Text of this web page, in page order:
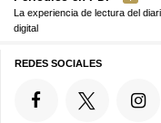
La experiencia de lectura del
digital
REDES SOCIALES